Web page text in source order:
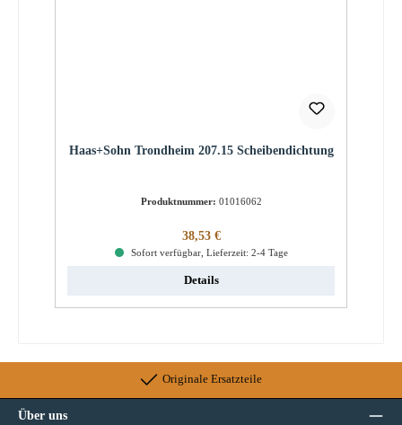
Haas+Sohn Trondheim 207.15 Scheibendichtung
Produktnummer: 01016062
Regulärer Preis:
38,53 €
Sofort verfügbar, Lieferzeit: 2-4 Tage
Details
Originale Ersatzteile
Über uns